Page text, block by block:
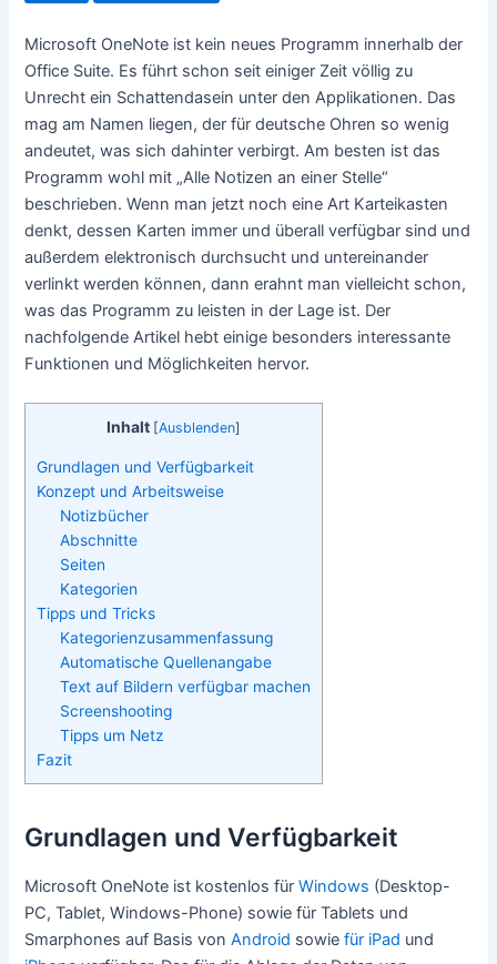
Microsoft OneNote ist kein neues Programm innerhalb der
Office Suite. Es führt schon seit einiger Zeit völlig zu
Unrecht ein Schattendasein unter den Applikationen. Das
mag am Namen liegen, der für deutsche Ohren so wenig
andeutet, was sich dahinter verbirgt. Am besten ist das
Programm wohl mit „Alle Notizen an einer Stelle“
beschrieben. Wenn man jetzt noch eine Art Karteikasten
denkt, dessen Karten immer und überall verfügbar sind und
außerdem elektronisch durchsucht und untereinander
verlinkt werden können, dann erahnt man vielleicht schon,
was das Programm zu leisten in der Lage ist. Der
nachfolgende Artikel hebt einige besonders interessante
Funktionen und Möglichkeiten hervor.
Inhalt [Ausblenden]
Grundlagen und Verfügbarkeit
Konzept und Arbeitsweise
Notizbücher
Abschnitte
Seiten
Kategorien
Tipps und Tricks
Kategorienzusammenfassung
Automatische Quellenangabe
Text auf Bildern verfügbar machen
Screenshooting
Tipps um Netz
Fazit
Grundlagen und Verfügbarkeit
Microsoft OneNote ist kostenlos fürWindows (Desktop-
PC, Tablet, Windows-Phone) sowie für Tablets und
Smarphones auf Basis vonAndroid sowiefür iPad und